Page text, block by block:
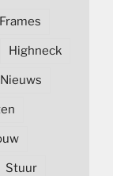
Frames
Highneck
Nieuws
Stuur